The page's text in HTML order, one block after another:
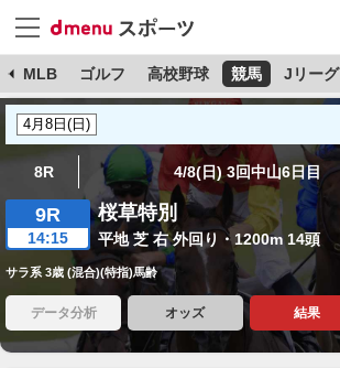
MLB ゴルフ 高校野球 競馬 Jリーグ
8R 4/8(日) 3回中山6日目
9R
14:15
桜草特別
平地 芝 右 外回り・1200m 14頭
サラ系 3歳 (混合)(特指)馬齢
データ分析 オッズ 結果